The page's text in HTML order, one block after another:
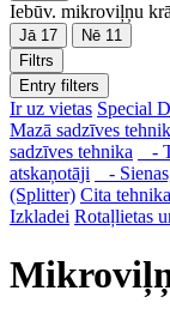
Iebūv. mikroviļņu
Jā 17 Nē 11
Filtrs
Entry filters
Ir uz vietas Special
Mazā sadzīves
sadzīves tehnika
-
atskaņotāji
-
(Splitter) Cita tehnika
Izkladei Rotaļlietas